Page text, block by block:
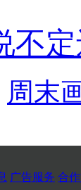
不
周末
广告服务 合